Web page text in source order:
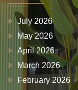
July 2026
May 2026
April 2026
March 2026
February 2026